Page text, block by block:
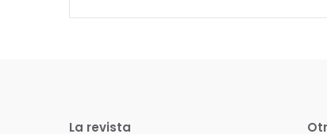
La revista